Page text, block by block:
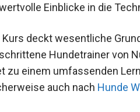
Einblicke in die
Kurs deckt wesentliche
Hundetrainer von
zu einem umfassenden
auch nach Hunde